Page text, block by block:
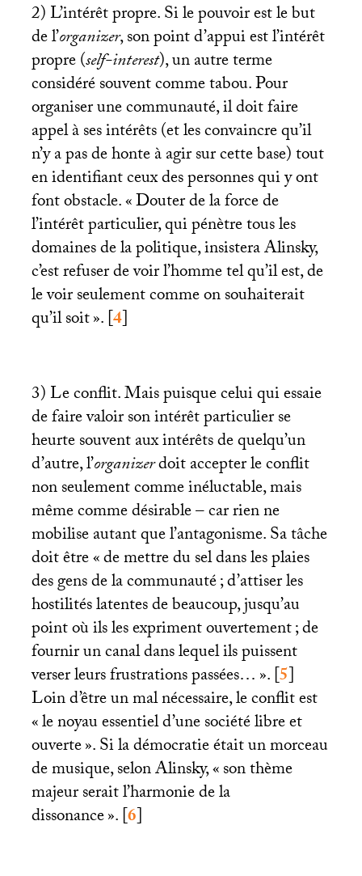
2) L’intérêt propre. Si le pouvoir est le but
de l’organizer, son point d’appui est l’intérêt
propre (self-interest), un autre terme
considéré souvent comme tabou. Pour
organiser une communauté, il doit faire
appel à ses intérêts (et les convaincre qu’il
n’y a pas de honte à agir sur cette base) tout
en identifiant ceux des personnes qui y ont
font obstacle. «Douter de la force de
l’intérêt particulier, qui pénètre tous les
domaines de la politique, insistera Alinsky,
c’est refuser de voir l’homme tel qu’il est, de
le voir seulement comme on souhaiterait
qu’il soit».[4]
3) Le conflit. Mais puisque celui qui essaie
de faire valoir son intérêt particulier se
heurte souvent aux intérêts de quelqu’un
d’autre, l’organizerdoit accepter le conflit
non seulement comme inéluctable, mais
même comme désirable – car rien ne
mobilise autant que l’antagonisme. Sa tâche
doit être «de mettre du sel dans les plaies
des gens de la communauté; d’attiser les
hostilités latentes de beaucoup, jusqu’au
point où ils les expriment ouvertement; de
fournir un canal dans lequel ils puissent
verser leurs frustrations passées…».[5]
Loin d’être un mal nécessaire, le conflit est
«le noyau essentiel d’une société libre et
ouverte». Si la démocratie était un morceau
de musique, selon Alinsky, «son thème
majeur serait l’harmonie de la
dissonance».[6]